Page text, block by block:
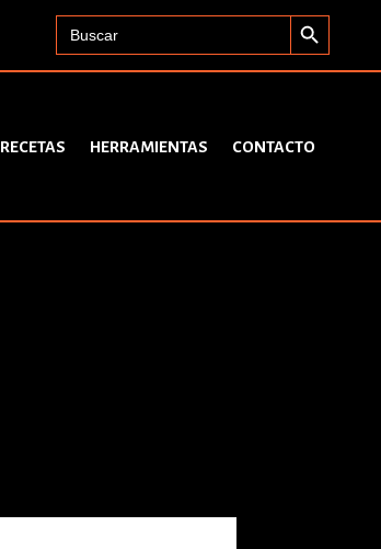
Search
for:
Search Button
RECETAS HERRAMIENTAS CONTACTO